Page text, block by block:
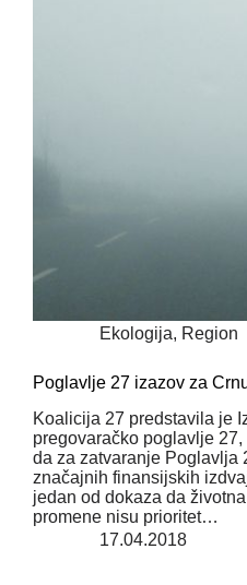
Ekologija, Region
Poglavlje 27 izazov za
Koalicija 27 predstavila je
pregovaračko poglavlje
da za zatvaranje Poglavlja
značajnih finansijskih
jedan od dokaza da
promene nisu prioritet…
17.04.2018